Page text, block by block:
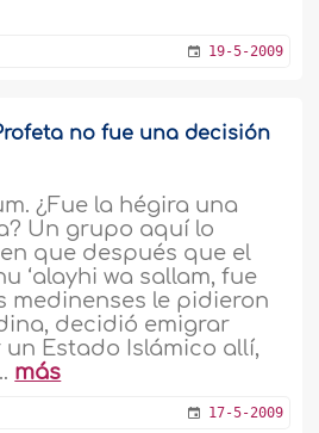
19-5-2009
no fue una decisión
¿Fue la hégira una
Un grupo aquí lo
que después que el
‘alayhi wa sallam, fue
medinenses le pidieron
decidió emigrar
Estado Islámico allí,
más
17-5-2009